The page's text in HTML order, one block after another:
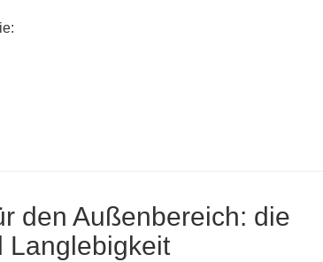
den Außenbereich: die
Langlebigkeit